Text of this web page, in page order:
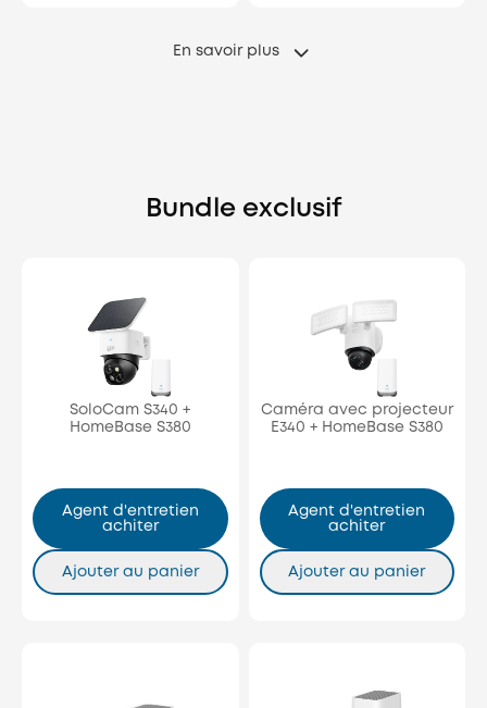
En savoir plus
Bundle exclusif
SoloCam S340 +
HomeBase S380
Agent d'entretien
achiter
Ajouter au panier
Caméra avec projecteur
E340 + HomeBase S380
Agent d'entretien
achiter
Ajouter au panier